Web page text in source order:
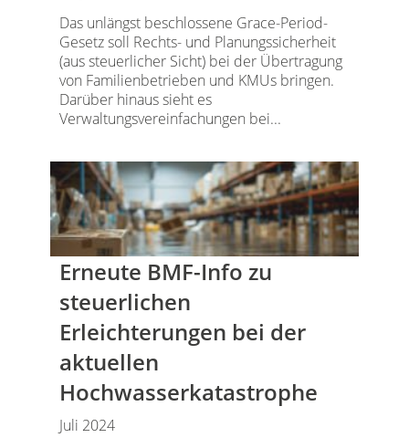
Das unlängst beschlossene Grace-Period-
Gesetz soll Rechts- und Planungssicherheit
(aus steuerlicher Sicht) bei der Übertragung
von Familienbetrieben und KMUs bringen.
Darüber hinaus sieht es
Verwaltungsvereinfachungen bei...
Erneute BMF-Info zu
steuerlichen
Erleichterungen bei der
aktuellen
Hochwasserkatastrophe
Juli 2024